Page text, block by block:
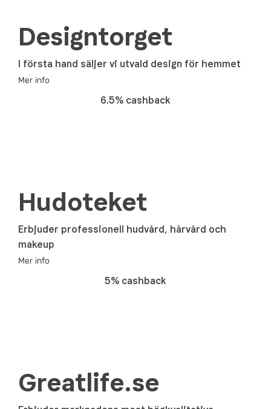
Designtorget
I första hand säljer vi utvald design för hemmet
Mer info
6.5% cashback
Hudoteket
Erbjuder professionell hudvård, hårvård och
makeup
Mer info
5% cashback
Greatlife.se